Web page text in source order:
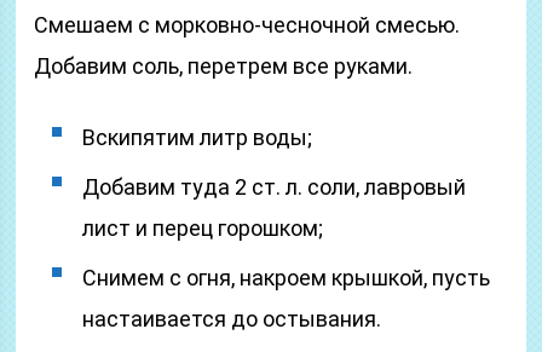
Смешаем с морковно-чесночной смесью.
Добавим соль, перетрем все руками.
Вскипятим литр воды;
Добавим туда 2 ст. л. соли, лавровый
лист и перец горошком;
Снимем с огня, накроем крышкой, пусть
настаивается до остывания.